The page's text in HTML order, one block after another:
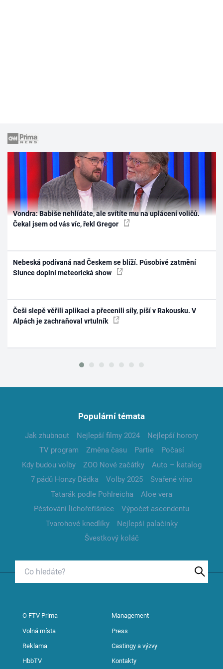
Vondra: Babiše nehlídáte, ale svítíte mu na uplácení voličů.
Čekal jsem od vás víc, řekl Gregor
Nebeská podívaná nad Českem se blíží. Působivé zatmění
Slunce doplní meteorická show
Češi slepě věřili aplikaci a přecenili síly, píší v Rakousku. V
Alpách je zachraňoval vrtulník
Populární témata
Jak zhubnout Nejlepší filmy 2024
Nejlepší horory
TV program
Změna času Partie
Počasí
Kdy budou volby
ZOO Nové začátky
Auto – katalog
7 pádů Honzy Dědka
Volby 2025
Svařené víno
Tatarák podle Pohlreicha
Aloe vera
Pěstování lichořeřišnice
Výpočet ascendentu
Tvarohové knedlíky
Nejlepší palačinky
Švestkový koláč
O FTV Prima Management
Volná místa Press
Reklama Castingy a výzvy
HbbTV Kontakty